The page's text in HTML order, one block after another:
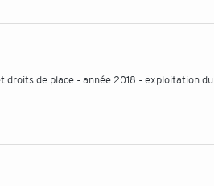
droits de place - année 2018 - exploitation du